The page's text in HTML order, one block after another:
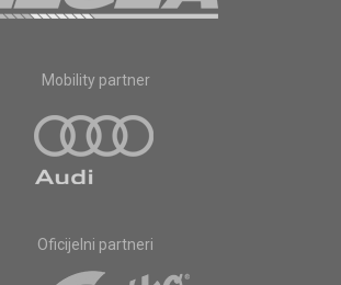
Mobility partner
Oficijelni partneri